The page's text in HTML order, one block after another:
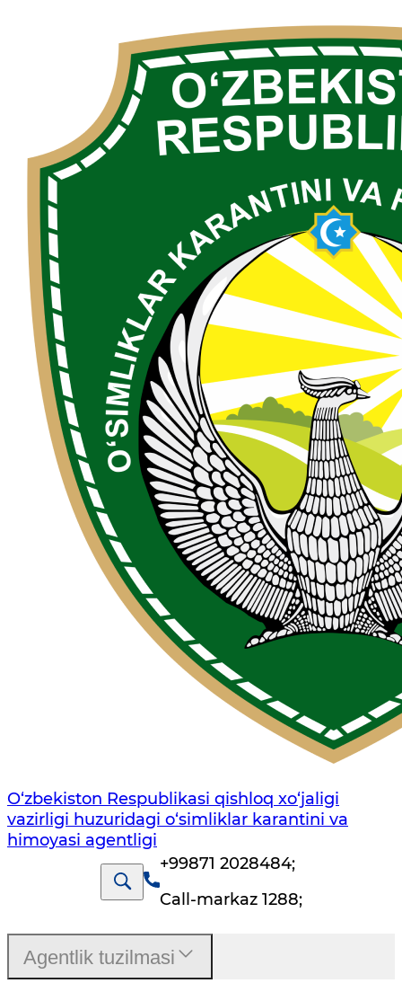
O‘zbekiston Respublikasi qishloq xo‘jaligi
vazirligi huzuridagi o‘simliklar karantini va
himoyasi agentligi
+99871 2028484;
Call-markaz 1288;
Agentlik tuzilmasi